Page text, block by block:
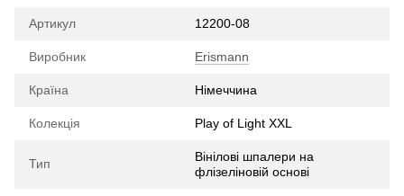
Артикул 12200-08
Виробник Erismann
Країна Німеччина
Колекція Play of Light XXL
Тип
Вінілові шпалери на
флізеліновій основі